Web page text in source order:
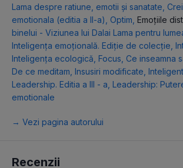
Lama despre ratiune, emotii şi sanatate
emotionala (editia a II-a) Optim Emoțiile
binelui - Viziunea lui Dalai Lama pentru
Inteligența emoțională. Ediție de colecție
Inteligenţa ecologică Focus Ce inseamna
De ce meditam Insusiri modificate
Leadership. Editia a III - a Leadership:
emotionale
→ Vezi pagina autorului
Recenzii